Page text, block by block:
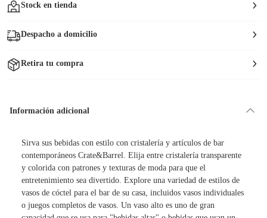
Stock en tienda
Despacho a domicilio
Retira tu compra
Información adicional
Sirva sus bebidas con estilo con cristalería y artículos de bar
contemporáneos Crate&Barrel. Elija entre cristalería transparente
y colorida con patrones y texturas de moda para que el
entretenimiento sea divertido. Explore una variedad de estilos de
vasos de cóctel para el bar de su casa, incluidos vasos individuales
o juegos completos de vasos. Un vaso alto es uno de gran